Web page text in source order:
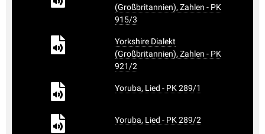
(Großbritannien), Zahlen - PK
915/3
Yorkshire Dialekt
(Großbritannien), Zahlen - PK
921/2
Yoruba, Lied - PK 289/1
Yoruba, Lied - PK 289/2